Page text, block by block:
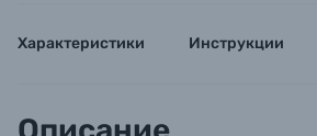
Характеристики Инструкции